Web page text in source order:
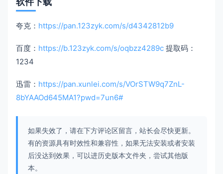
夸克： https://pan.123zyk.com/s/d4342812b9
百度： https://b.123zyk.com/s/oqbzz4289c 提取码：
1234
迅雷： https://pan.xunlei.com/s/VOrSTW9q7ZnL-
8bYAAOd645MA1?pwd=7un6#
如果失效了，请在下方评论区留言，站长会尽快更新。
有的资源具有时效性和兼容性，如果无法安装或者安装
后没达到效果，可以进历史版本文件夹，尝试其他版
本。